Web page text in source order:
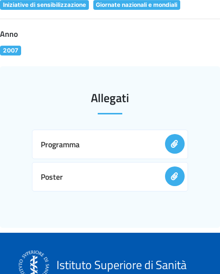
Iniziative di sensibilizzazione
Giornate nazionali e mondiali
Anno
2007
Allegati
Programma
Poster
Istituto Superiore di Sanità